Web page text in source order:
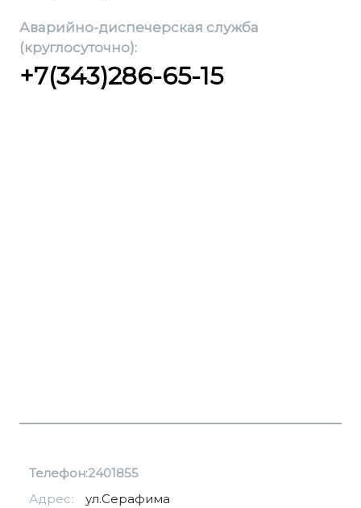
Аварийно-диспечерская служба
(круглосуточно):
+7(343)286-65-15
Телефон:2401855
Адрес:
ул.Серафима